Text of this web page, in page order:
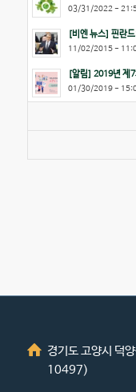
03/31/2022 -
[비엔 뉴스] 핀란
11/02/2015 -
[알림] 2019년 제
01/30/2019 -
경기도 고양시 덕
10497)